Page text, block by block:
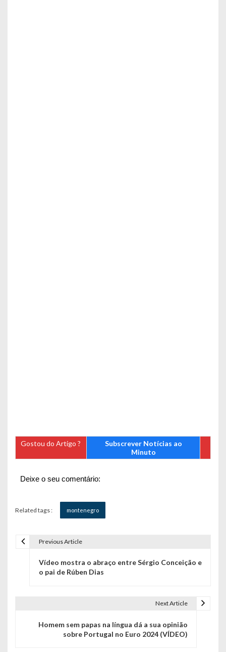
Gostou do Artigo ?
Subscrever Notícias ao
Minuto
Deixe o seu comentário:
Related tags : montenegro
Previous Article
Vídeo mostra o abraço entre Sérgio Conceição e
o pai de Rúben Dias
Next Article
Homem sem papas na língua dá a sua opinião
sobre Portugal no Euro 2024 (VÍDEO)